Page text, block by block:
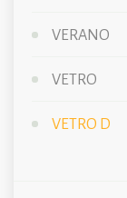
VERANO
VETRO
VETRO D